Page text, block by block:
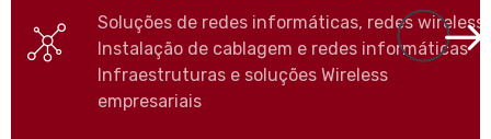
Soluções de redes informáticas, redes wireless
Instalação de cablagem e redes informáticas
Infraestruturas e soluções Wireless
empresariais